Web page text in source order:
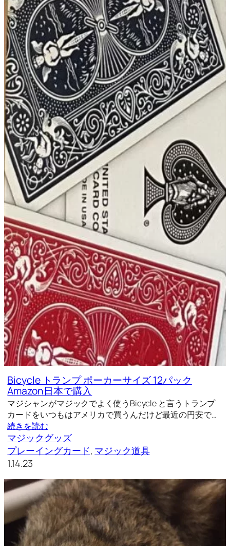
Bicycle トランプ ポーカーサイズ 12パック
Amazon日本で購入
マジシャンがマジックでよく使うBicycle と言うトランプ
カードをいつもはアメリカで買うんだけど最近の円安で…
続きを読む
マジックグッズ
プレーイングカード, マジック道具
1.14.23